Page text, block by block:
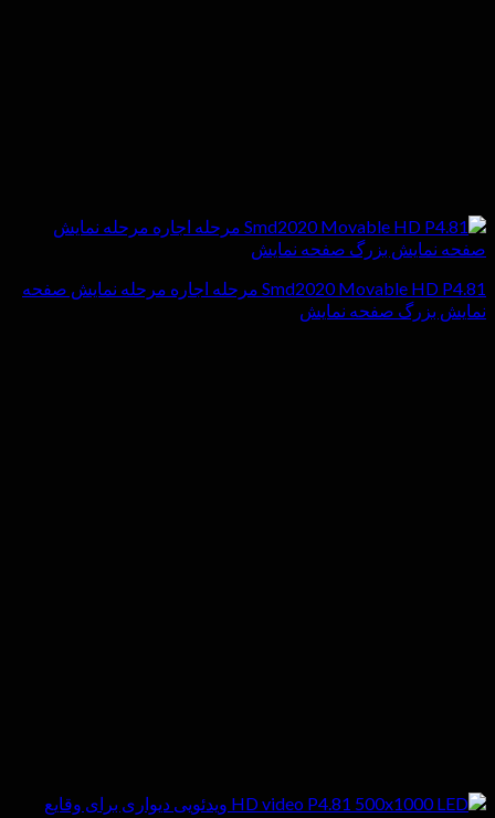
Smd2020 Movable HD P4.81 مرحله اجاره مرحله نمایش صفحه
نمایش بزرگ صفحه نمایش